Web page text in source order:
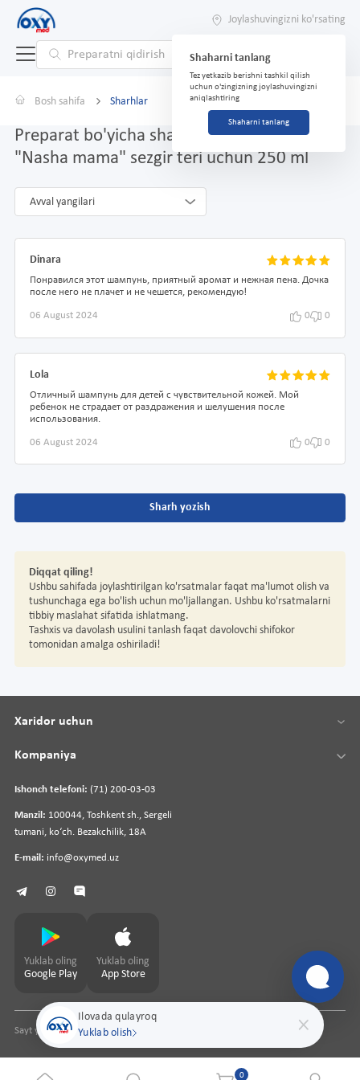
Joylashuvingizni ko'rsating
Shaharni tanlang
Tez yetkazib berishni tashkil qilish
uchun o'zingizning joylashuvingizni
aniqlashtiring
Shaharni tanlang
Bosh sahifa Sharhlar
Preparat bo'yicha sharhlar Bolalar shampuni
"Nasha mama" sezgir teri uchun 250 ml
Avval yangilari
Dinara
Понравился этот шампунь, приятный аромат и нежная пена. Дочка
после него не плачет и не чешется, рекомендую!
06 August 2024 0 0
Lola
Отличный шампунь для детей с чувствительной кожей. Мой
ребенок не страдает от раздражения и шелушения после
использования.
06 August 2024 0 0
Sharh yozish
Diqqat qiling!
Ushbu sahifada joylashtirilgan ko'rsatmalar faqat ma'lumot olish va
tushunchaga ega bo'lish uchun mo'ljallangan. Ushbu ko'rsatmalarni
tibbiy maslahat sifatida ishlatmang.
Tashxis va davolash usulini tanlash faqat davolovchi shifokor
tomonidan amalga oshiriladi!
Ilovada qulayroq
Yuklab olish
Ishonch telefoni: (71) 200-03-03
Manzil: 100044, Toshkent sh., Sergeli
tumani, koʻch. Bezakchilik, 18A
E-mail: info@oxymed.uz
Xaridor uchun
Kompaniya
Yuklab oling
Google Play
Yuklab oling
App Store
Sayt yaratuvchipharmit.uz
0